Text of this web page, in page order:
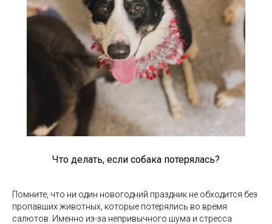
Что делать, если собака потерялась?
Помните, что ни один новогодний праздник не обходится без
пропавших животных, которые потерялись во время
салютов. Именно из-за непривычного шума и стресса